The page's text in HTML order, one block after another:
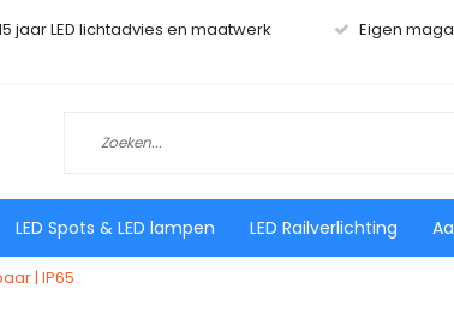
jaar LED lichtadvies en maatwerk Eigen
LED Spots & LED lampen LED Railverlichting
| IP65